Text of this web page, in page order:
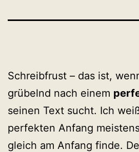
Schreibfrust – das ist,
grübelnd nach einem
seinen Text sucht. Ich
perfekten Anfang
gleich am Anfang finde.